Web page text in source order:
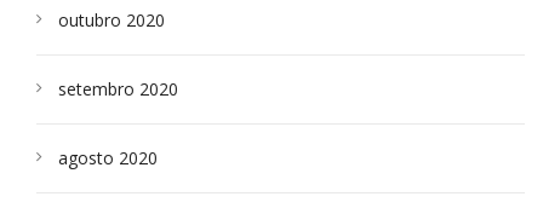
outubro 2020
setembro 2020
agosto 2020